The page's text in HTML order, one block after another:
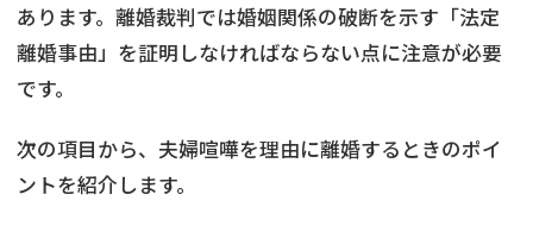
あります。離婚裁判では婚姻関係の破断を示す「法定
離婚事由」を証明しなければならない点に注意が必要
です。
次の項目から、夫婦喧嘩を理由に離婚するときのポイ
ントを紹介します。